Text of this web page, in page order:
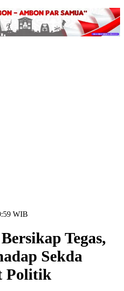
WIB
Tegas,
Sekda
Politik